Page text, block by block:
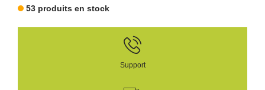
53 produits en stock
Support